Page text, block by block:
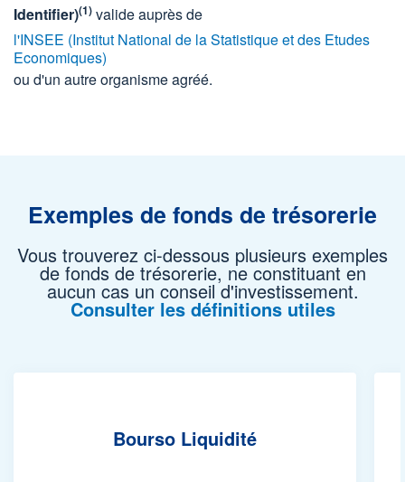
Identifier)(1) valide auprès de
l'INSEE (Institut National de la Statistique et des Etudes
Economiques)
ou d'un autre organisme agréé.
Exemples de fonds de trésorerie
Vous trouverez ci-dessous plusieurs exemples
de fonds de trésorerie, ne constituant en
aucun cas un conseil d'investissement.
Consulter les définitions utiles
Bourso Liquidité